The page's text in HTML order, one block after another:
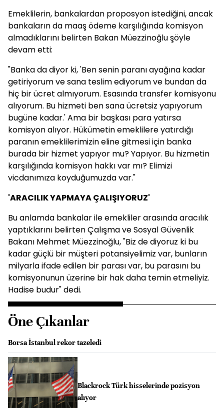
Emeklilerin, bankalardan proposyon istediğini, ancak
bankaların da maaş ödeme karşılığında komisyon
almadıklarını belirten Bakan Müezzinoğlu şöyle
devam etti:
"Banka da diyor ki, 'Ben senin paranı ayağına kadar
getiriyorum ve sana teslim ediyorum ve bundan da
hiç bir ücret almıyorum. Esasında transfer komisyonu
alıyorum. Bu hizmeti ben sana ücretsiz yapıyorum
bugüne kadar.' Ama bir başkası para yatırsa
komisyon alıyor. Hükümetin emeklilere yatırdığı
paranın emeklilerimizin eline gitmesi için banka
burada bir hizmet yapıyor mu? Yapıyor. Bu hizmetin
karşılığında komisyon hakkı var mı? Elimizi
vicdanımıza koyduğumuzda var."
'ARACILIK YAPMAYA ÇALIŞIYORUZ'
Bu anlamda bankalar ile emekliler arasında aracılık
yaptıklarını belirten Çalışma ve Sosyal Güvenlik
Bakanı Mehmet Müezzinoğlu, "Biz de diyoruz ki bu
kadar güçlü bir müşteri potansiyelimiz var, bunların
milyarla ifade edilen bir parası var, bu parasını bu
komisyonunun üzerine bir hak daha temin etmeliyiz.
Hadise budur" dedi.
Öne Çıkanlar
Borsa İstanbul rekor tazeledi
Blackrock Türk hisselerinde pozisyon
alıyor